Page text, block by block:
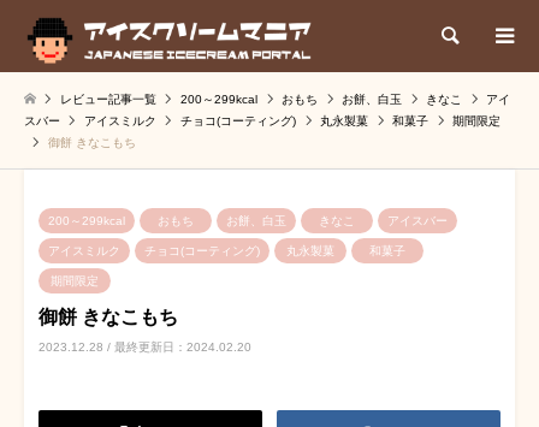
検索
レビュー記事一覧 200～299kcal おもち お餅、白玉 きなこ
アイ
スバー
アイスミルク チョコ(コーティング) 丸永製菓 和菓子
期間限定
御餅 きなこもち
200～299kcal おもち お餅、白玉 きなこ アイスバー
アイスミルク チョコ(コーティング) 丸永製菓 和菓子
期間限定
御餅 きなこもち
2023.12.28 / 最終更新日：2024.02.20